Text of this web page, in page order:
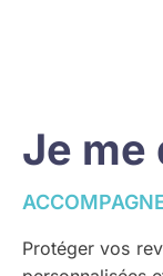
Je me
Protéger vos